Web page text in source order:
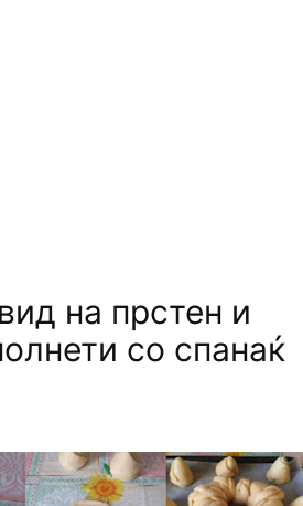
на прстен и
со спанаќ